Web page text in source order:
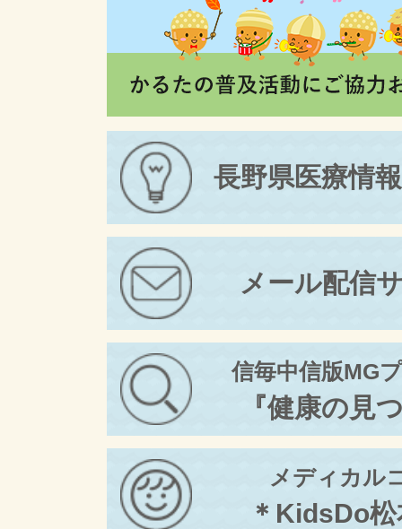
長野県医療情
メール配信
信毎中信版MG
『健康の見
メディカル
＊KidsDo